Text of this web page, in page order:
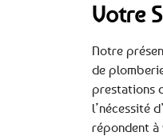
Votre
Notre
de
prestations
l’nécessité
répondent à